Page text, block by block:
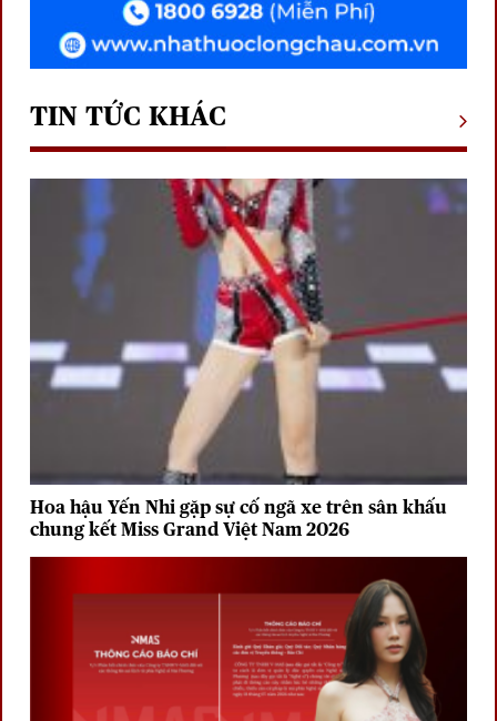
TIN TỨC KHÁC
Hoa hậu Yến Nhi gặp sự cố ngã xe trên sân khấu
chung kết Miss Grand Việt Nam 2026